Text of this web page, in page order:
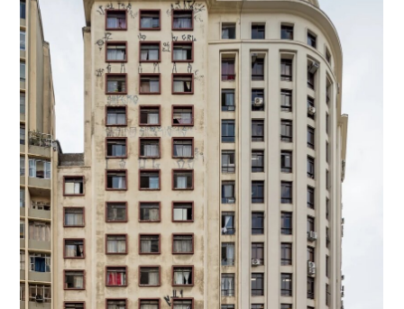
广告
订阅
往期内容
联系我们
关注我们